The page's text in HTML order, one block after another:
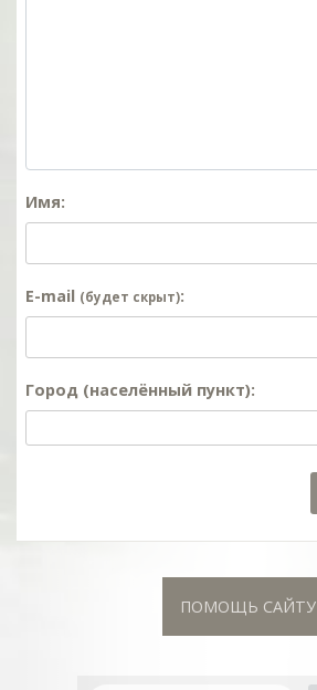
Имя:
E-mail (будет скрыт):
Город (населённый пункт):
ПОМОЩЬ САЙТУ